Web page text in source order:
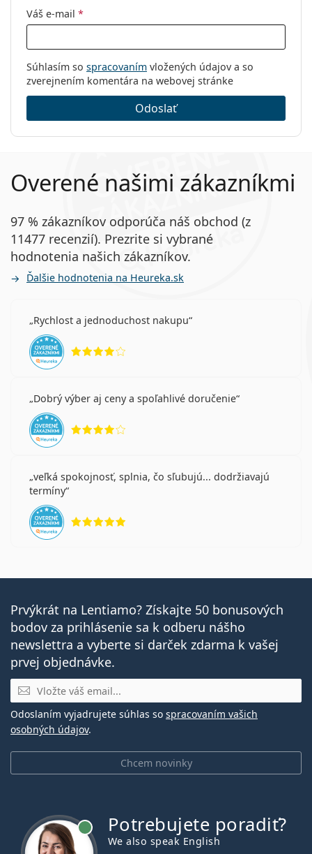
Váš e-mail *
Súhlasím so spracovaním vložených údajov a so
zverejnením komentára na webovej stránke
Odoslať
Overené našimi zákazníkmi
97 % zákazníkov odporúča náš obchod (z
11477 recenzií). Prezrite si vybrané
hodnotenia našich zákazníkov.
Ďalšie hodnotenia na Heureka.sk
Rychlost a jednoduchost nakupu
Dobrý výber aj ceny a spoľahlivé doručenie
veľká spokojnosť, splnia, čo sľubujú... dodržiavajú
termíny
Prvýkrát na Lentiamo? Získajte 50 bonusových
bodov za prihlásenie sa k odberu nášho
newslettra a vyberte si darček zdarma k vašej
prvej objednávke.
E-mail
Chcem novinky
Odoslaním vyjadrujete súhlas so spracovaním vašich
osobných údajov.
Potrebujete poradiť?
We also speak English